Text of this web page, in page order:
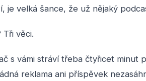
je velká šance, že už nějaký
Tři věci.
s vámi stráví třeba čtyřicet minut
reklama ani příspěvek